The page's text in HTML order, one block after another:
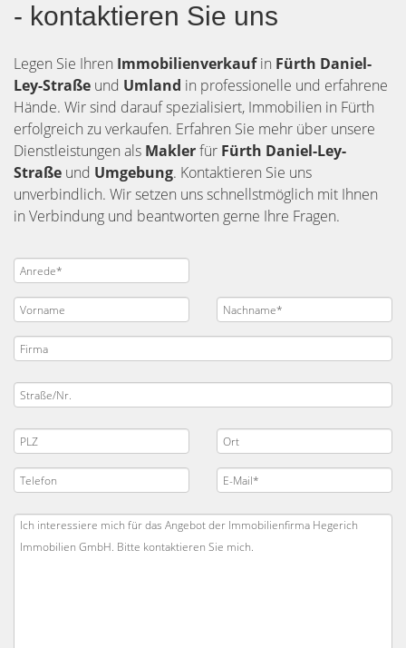
- kontaktieren Sie uns
Legen Sie Ihren Immobilienverkaufin Fürth Daniel-
Ley-Straße und Umland in professionelle und erfahrene
Hände. Wir sind darauf spezialisiert, Immobilien in Fürth
erfolgreich zu verkaufen. Erfahren Sie mehr über unsere
Dienstleistungen als Maklerfür Fürth Daniel-Ley-
Straße und Umgebung. Kontaktieren Sie uns
unverbindlich. Wir setzen uns schnellstmöglich mit Ihnen
in Verbindung und beantworten gerne Ihre Fragen.